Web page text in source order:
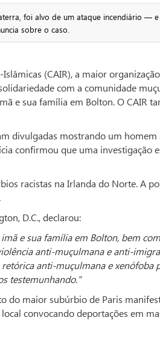
foi alvo de um ataque incendiário —
sobre o caso.
(CAIR), a maior
com a comunidade
e sua família em Bolton. O CAIR
divulgadas mostrando um
confirmou que uma investigação
racistas na Irlanda do Norte. A
D.C., declarou:
e sua família em Bolton, bem
anti-muçulmana e anti-
anti-muçulmana e xenófoba
testemunhando."
do maior subúrbio de Paris
convocando deportações em